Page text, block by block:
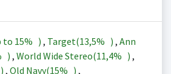
to 15% ) , Target(13,5% ) , Ann
) , World Wide Stereo(11,4% ) ,
) , Old Navy(15% ) ,